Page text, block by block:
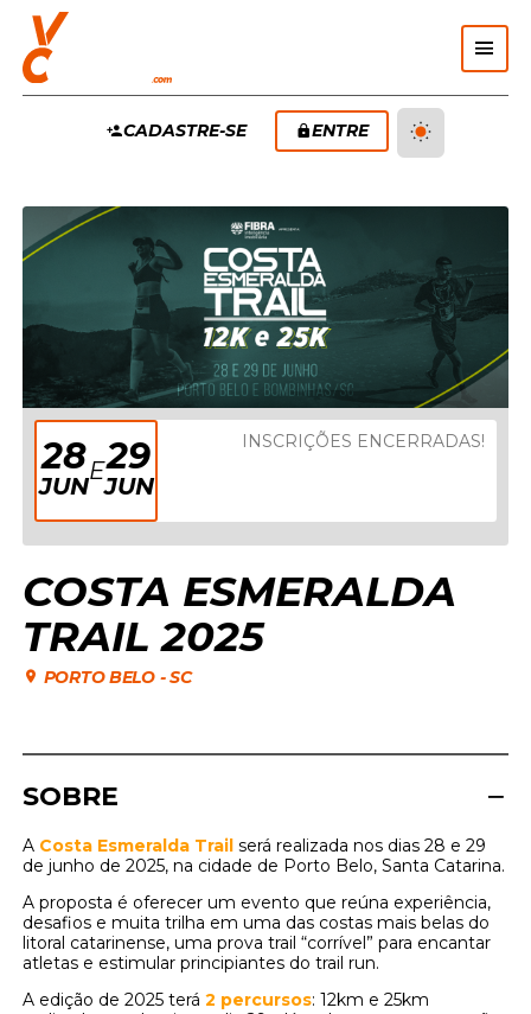
Pular Navegação (s)
PRINCIPALCADASTRE-SE ENTRE
28
JUN
E29
JUN
INSCRIÇÕES ENCERRADAS!
COSTA ESMERALDA
TRAIL 2025
PORTO BELO-SC
SOBRE
A Costa Esmeralda Trail será realizada nos dias 28 e 29
de junho de 2025, na cidade de Porto Belo, Santa Catarina.
A proposta é oferecer um evento que reúna experiência,
desafios e muita trilha em uma das costas mais belas do
litoral catarinense, uma prova trail “corrível” para encantar
atletas e estimular principiantes do trail run.
A edição de 2025 terá2 percursos: 12km e 25km